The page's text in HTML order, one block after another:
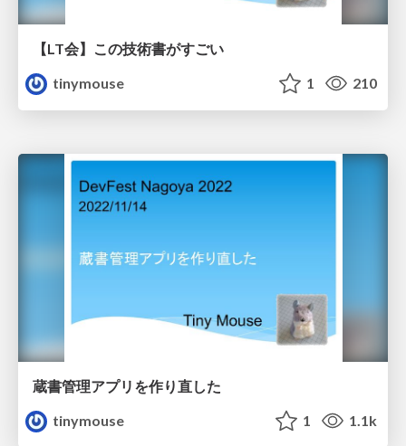
【LT会】この技術書がすごい
tinymouse
1 210
蔵書管理アプリを作り直した
tinymouse
1 1.1k